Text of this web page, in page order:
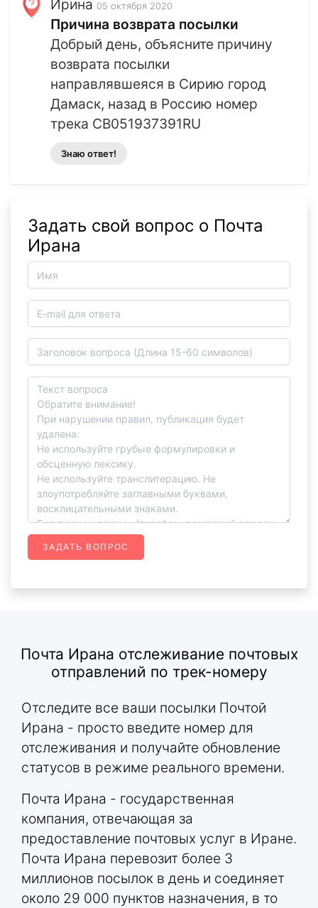
Ирина 05 октября 2020
Причина возврата посылки
Добрый день, объясните причину
возврата посылки
направлявшеяся в Сирию город
Дамаск, назад в Россию номер
трека CB051937391RU
Знаю ответ!
Задать свой вопрос о Почта
Ирана
ЗАДАТЬ ВОПРОС
Почта Ирана отслеживание почтовых
отправлений по трек-номеру
Отследите все ваши посылки Почтой
Ирана - просто введите номер для
отслеживания и получайте обновление
статусов в режиме реального времени.
Почта Ирана - государственная
компания, отвечающая за
предоставление почтовых услуг в Иране.
Почта Ирана перевозит более 3
миллионов посылок в день и соединяет
около 29 000 пунктов назначения, в то